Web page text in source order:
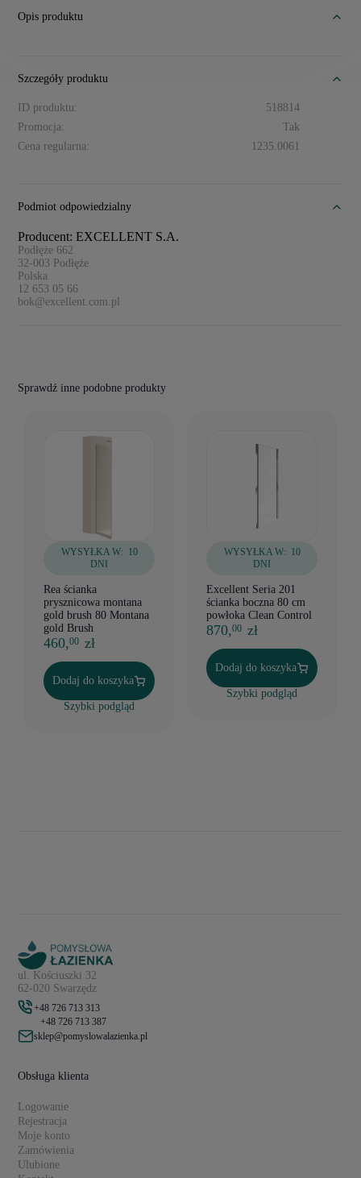
Opis produktu
Szczegóły produktu
ID produktu:
518814
Promocja:
Tak
Cena regularna:
1235.0061
Podmiot odpowiedzialny
Producent: EXCELLENT S.A.
Podłęże 662
32-003 Podłęże
Polska
12 653 05 66
bok@excellent.com.pl
Sprawdź inne podobne produkty
WYSYŁKA W: 10
DNI
Rea ścianka
prysznicowa montana
gold brush 80 Montana
gold Brush
460,00 zł
Dodaj do koszyka
Szybki podgląd
WYSYŁKA W: 10
DNI
Excellent Seria 201
ścianka boczna 80 cm
powłoka Clean Control
870,00 zł
Dodaj do koszyka
Szybki podgląd
ul. Kościuszki 32
62-020 Swarzędz
+48 726 713 313
+48 726 713 387
sklep@pomyslowalazienka.pl
Obsługa klienta
Logowanie
Rejestracja
Moje konto
Zamówienia
Ulubione